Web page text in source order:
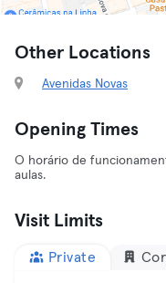
Other Locations
Avenidas Novas
Opening Times
O horário de
aulas.
Visit Limits
Private